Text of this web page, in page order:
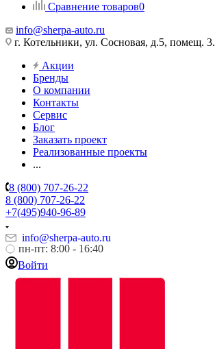
Сравнение товаров0
info@sherpa-auto.ru
г. Котельники, ул. Сосновая, д.5, помещ. 3.
Акции
Бренды
О компании
Контакты
Сервис
Блог
Заказать проект
Реализованные проекты
...
8 (800) 707-26-22
8 (800) 707-26-22
+7(495)940-96-89
info@sherpa-auto.ru
пн-пт: 8:00 - 16:40
Войти